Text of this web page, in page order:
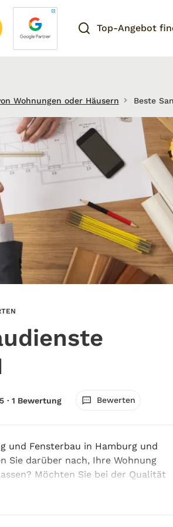
Top-Angebot
Wohnungen oder Häusern Beste Sanierung und Fensterbau in
5 · 1 Bewertung Bewerten
und Fensterbau in Hamburg und
Sie darüber nach, Ihre Wohnung
Möchten Sie bei der Qualität
Arbeiten keine Kompromisse